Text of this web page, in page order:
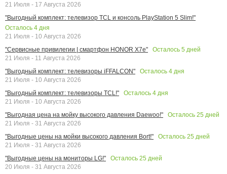
21 Июля - 17 Августа 2026
"Выгодный комплект: телевизор TCL и консоль PlayStation 5 Slim!"
Осталось 4 дня
21 Июля - 10 Августа 2026
"Сервисные привилегии | смартфон HONOR X7e"
Осталось 5 дней
21 Июля - 11 Августа 2026
"Выгодный комплект: телевизоры iFFALCON"
Осталось 4 дня
21 Июля - 10 Августа 2026
"Выгодный комплект: телевизоры TCL!"
Осталось 4 дня
21 Июля - 10 Августа 2026
"Выгодная цена на мойку высокого давления Daewoo!"
Осталось 25 дней
21 Июля - 31 Августа 2026
"Выгодные цены на мойки высокого давления Bort!"
Осталось 25 дней
21 Июля - 31 Августа 2026
"Выгодные цены на мониторы LG!"
Осталось 25 дней
20 Июля - 31 Августа 2026